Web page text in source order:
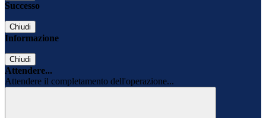
Successo
Chiudi
Informazione
Chiudi
Attendere...
Attendere il completamento dell'operazione...